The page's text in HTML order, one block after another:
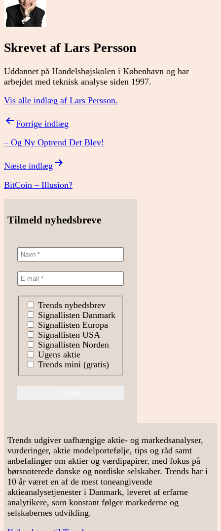
Skrevet af Lars Persson
Uddannet på Handelshøjskolen i København og har
arbejdet med teknisk analyse siden 1997.
Vis alle indlæg af Lars Persson.
Indlægsnavigation
Forrige indlæg
– Og Ny Optrend Det Blev!
Næste indlæg
BitCoin – Illusion?
Tilmeld nyhedsbreve
Trends nyhedsbrev
Signallisten Danmark
Signallisten Europa
Signallisten USA
Signallisten Norden
Ugens aktie
Trends mini (gratis)
Trends udgiver uafhængige aktie- og markedsanalyser,
vurderinger, aktie modelportefølje, tips og råd samt
anbefalinger om aktier og værdipapirer, med fokus på
børsnoterede danske og nordiske selskaber. Trends har i
10 år været en af de mest toneangivende
aktieanalysetjenester i Danmark, leveret af erfarne
analytikere, som konstant følger markederne og
selskabernes udvikling.